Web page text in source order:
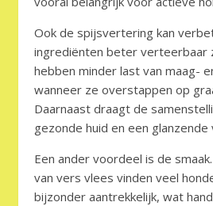
Ook de spijsvertering kan
ingrediënten beter verteerbaar
hebben minder last van maag-
wanneer ze overstappen op
Daarnaast draagt de
gezonde huid en een glanzende
Een ander voordeel is de
van vers vlees vinden veel
bijzonder aantrekkelijk, wat